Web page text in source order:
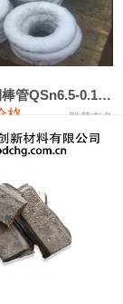
0
100
100磷铜丝 磷铜棒管QSn6.5-0.1 7-0.2 8-0.3
格 联荣有色